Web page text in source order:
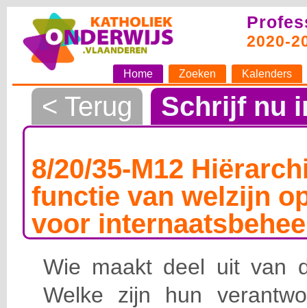
2020-
Home Zoeken Kalenders
< Terug Schrijf nu
8/20/35-M12
functie van welzijn
voor
Wie maakt deel uit van
Welke zijn hun